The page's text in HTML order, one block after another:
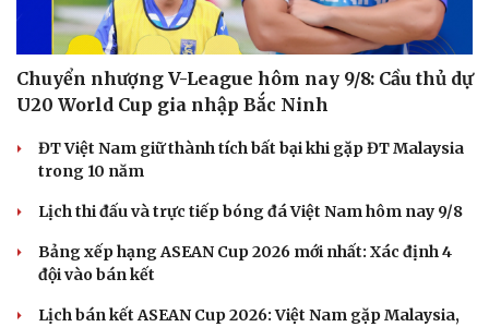
Cải chính
Chuyển nhượng V-League hôm nay 9/8: Cầu thủ dự
U20 World Cup gia nhập Bắc Ninh
ĐT Việt Nam giữ thành tích bất bại khi gặp ĐT Malaysia
trong 10 năm
Lịch thi đấu và trực tiếp bóng đá Việt Nam hôm nay 9/8
Bảng xếp hạng ASEAN Cup 2026 mới nhất: Xác định 4
đội vào bán kết
Lịch bán kết ASEAN Cup 2026: Việt Nam gặp Malaysia,